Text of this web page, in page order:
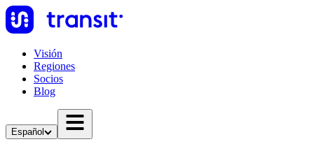
Visión
Regiones
Socios
Blog
Español